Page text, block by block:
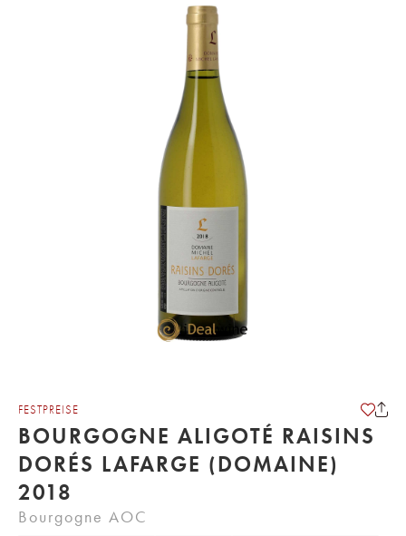
FESTPREISE
BOURGOGNE ALIGOTÉ RAISINS
DORÉS LAFARGE (DOMAINE)
2018
Bourgogne AOC